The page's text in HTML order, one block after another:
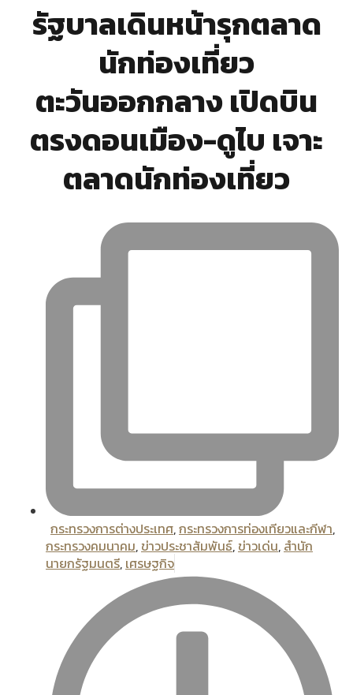
รัฐบาลเดินหน้ารุกตลาด
นักท่องเที่ยว
ตะวันออกกลาง เปิดบิน
ตรงดอนเมือง-ดูไบ เจาะ
ตลาดนักท่องเที่ยว
กระทรวงการต่างประเทศ,กระทรวงการท่องเทียวและกีฬา,
กระทรวงคมนาคม, ข่าวประชาสัมพันธ์, ข่าวเด่น, สํานัก
นายกรัฐมนตรี, เศรษฐกิจ